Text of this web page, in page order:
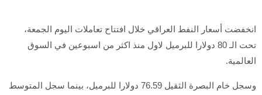
انخفضت أسعار النفط العراقي خلال افتتاح تعاملات اليوم الجمعة،
تحت الـ 80 دولارا للبرميل لاول منذ اكثر من اسبوعين في السوق
العالمية.
وسجل خام البصرة الثقيل 76.59 دولارا للبرميل، بينما سجل المتوسط